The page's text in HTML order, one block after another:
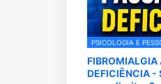
PSICOLOGIA E
FIBROMIALGIA
DEFICIÊNCIA